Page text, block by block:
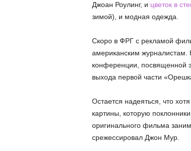
Джоан Роулинг, и цветок в
зимой), и модная одежда.
Скоро в ФРГ с рекламой
американским журналистам.
конференции, посвященной
выхода первой части
Остается надеяться, что
картины, которую
оригинального фильма
срежессировал Джон Мур.